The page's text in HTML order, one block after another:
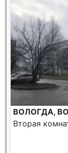
ВОЛОГДА,
Вторая